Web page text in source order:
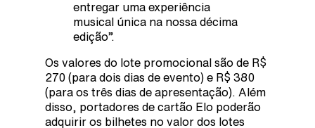
entregar uma experiência
musical única na nossa décima
edição”.
Os valores do lote promocional são de R$
270 (para dois dias de evento) e R$ 380
(para os três dias de apresentação). Além
disso, portadores de cartão Elo poderão
adquirir os bilhetes no valor dos lotes